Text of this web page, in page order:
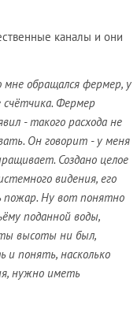
каналы и они
обращался фермер, у
Фермер
- такого расхода не
Он говорит - у меня
Создано целое
видения, его
Ну вот понятно
поданной воды,
высоты ни был,
понять, насколько
нужно иметь